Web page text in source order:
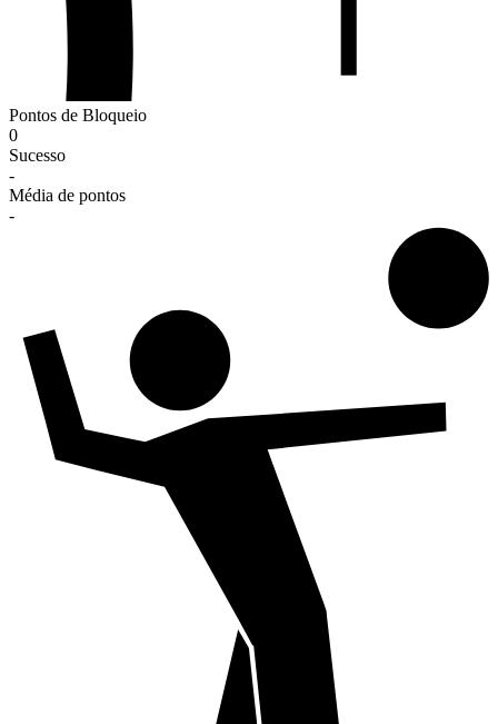
Pontos de Bloqueio
0
Sucesso
-
Média de pontos
-